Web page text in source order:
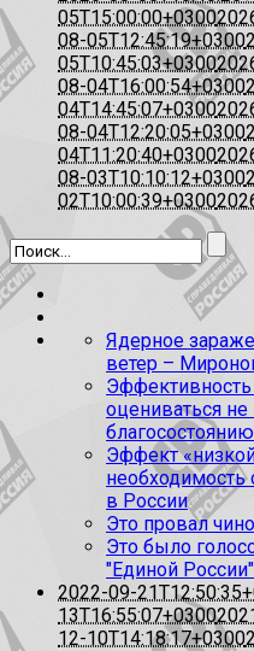
05T15:00:00+0300
08-05T12:45:19+0300
05T10:45:03+0300
08-04T16:00:54+0300
04T14:45:07+0300
08-04T12:20:05+0300
04T11:20:40+0300
08-03T10:10:12+0300
02T10:00:39+0300
Ядерное
ветер –
оцениваться не
Эффект
в России
Это провал
Это было
"Единой России"
2022-09-
13T16:55:07+0300
12-10T14:18:17+0300